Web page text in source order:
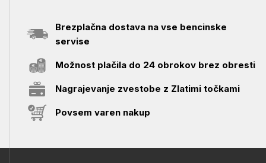
Brezplačna dostava na vse bencinske
servise
Možnost plačila do 24 obrokov brez obresti
Nagrajevanje zvestobe z Zlatimi točkami
Povsem varen nakup